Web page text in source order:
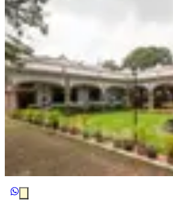
Galeria
Galeria de Imagenes